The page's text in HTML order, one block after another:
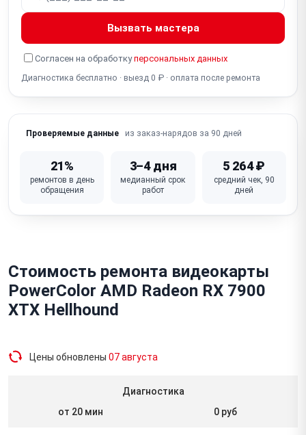
ошибки)
16-pin)
Неисправна VRM / фаза питания (нестабильность,
не включается)
включается, нет изображения)
Повреждён / деформирован радиатор / кулер (от
падения)
(надлом платы)
Вызвать мастера
Согласен на обработкуперсональных данных
Диагностика бесплатно · выезд 0 ₽ · оплата после ремонта
Проверяемые данные из заказ-нарядов за 90 дней
21%
ремонтов в день
обращения
3–4 дня
медианный срок
работ
5 264 ₽
средний чек, 90
дней
Стоимость ремонта видеокарты
PowerColor AMD Radeon RX 7900
XTX Hellhound
Цены обновлены 07 августа
Диагностика
от 20 мин
0 руб